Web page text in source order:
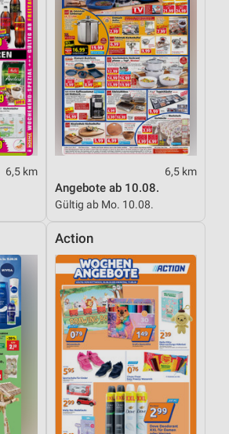
6,5 km 6,5 km
Angebote ab 10.08.
Gültig ab Mo. 10.08.
Action